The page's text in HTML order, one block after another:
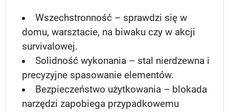
Wszechstronność – sprawdzi się w
domu, warsztacie, na biwaku czy w akcji
survivalowej.
Solidność wykonania – stal nierdzewna i
precyzyjne spasowanie elementów.
Bezpieczeństwo użytkowania – blokada
narzędzi zapobiega przypadkowemu